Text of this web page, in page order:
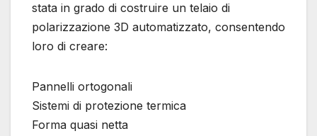
stata in grado di costruire un telaio di
polarizzazione 3D automatizzato, consentendo
loro di creare:
Pannelli ortogonali
Sistemi di protezione termica
Forma quasi netta